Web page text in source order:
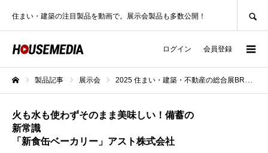
住まい・建築の注目製品を動画で。展示会製品も多数公開！
ログイン 会員登録
製品記事 展示会 2025 住まい・建築・不動産の総合展BREX 東京
火も水も使わずそのまま美味しい！備蓄の
新常識
「新食缶ベーカリー」アスト株式会社